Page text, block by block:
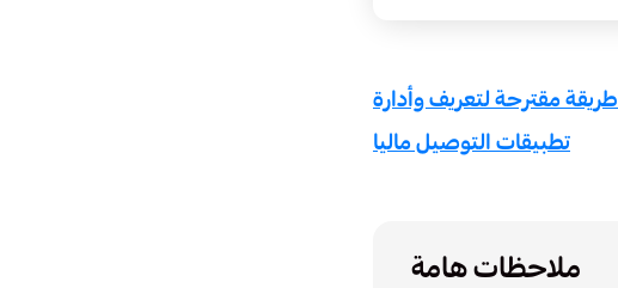
طريقة مقترحة لتعريف وأدارة
تطبيقات التوصيل ماليا
ملاحظات هامة